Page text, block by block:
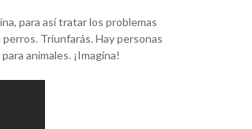
para así tratar los problemas
Triunfarás. Hay personas
animales. ¡Imagina!